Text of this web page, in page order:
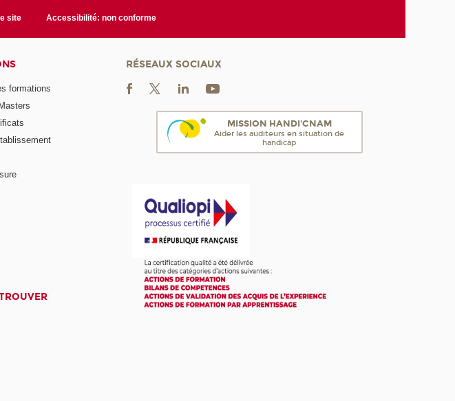
site Accessibilité: non conforme
formations
RÉSEAUX SOCIAUX
MISSION HANDI'CNAM
Aider les auditeurs en situation de
handicap